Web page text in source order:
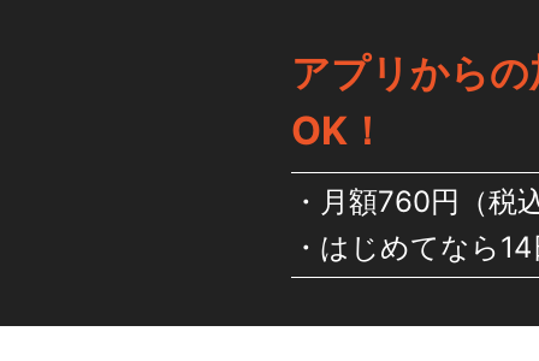
アプリから
OK！
月額760円（税
はじめてなら14